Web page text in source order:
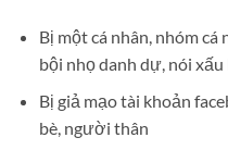
Bị một cá nhân, nhóm
bội nhọ danh dự, nói
Bị giả mạo tài khoản
bè, người thân